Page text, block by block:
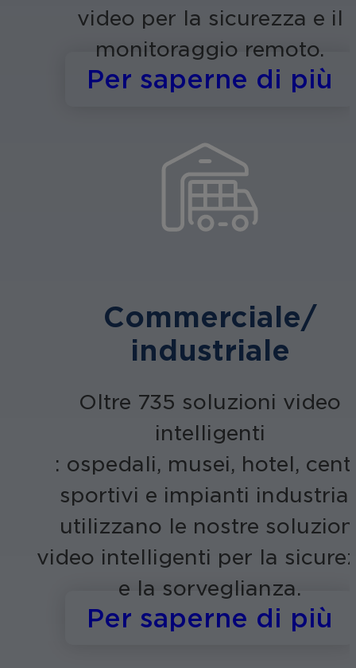
video per la sicurezza e il
monitoraggio remoto.
Per saperne di più
Commerciale/
industriale
Oltre 735 soluzioni video
intelligenti
: ospedali, musei, hotel,
sportivi e impianti
utilizzano le nostre
video intelligenti per la
e la sorveglianza.
Per saperne di più